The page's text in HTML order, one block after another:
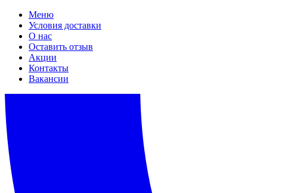
Меню
Условия доставки
О нас
Оставить отзыв
Акции
Контакты
Вакансии